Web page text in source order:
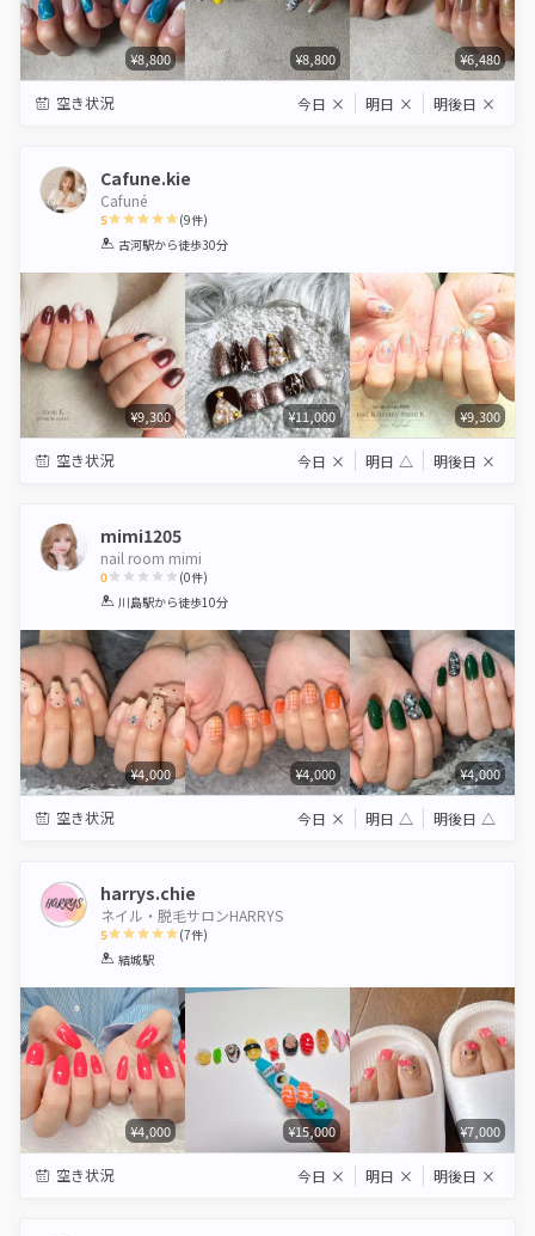
¥8,800 ¥8,800 ¥6,480
空き状況 今日 × 明日 × 明後日 ×
Cafune.kie
Cafuné
5
1 2 3 4 5
(9件)
古河駅から徒歩30分
¥9,300 ¥11,000 ¥9,300
空き状況 今日 × 明日 △ 明後日 ×
mimi1205
nail room mimi
0
1 2 3 4 5
(0件)
川島駅から徒歩10分
¥4,000 ¥4,000 ¥4,000
空き状況 今日 × 明日 △ 明後日 △
harrys.chie
ネイル・脱毛サロンHARRYS
5
1 2 3 4
(7件)
結城駅
¥4,000 ¥15,000 ¥7,000
空き状況 今日 × 明日 × 明後日 ×